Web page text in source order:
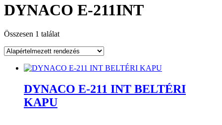
DYNACO E-211INT
Összesen 1 találat
DYNACO E-211 INT BELTÉRI
KAPU